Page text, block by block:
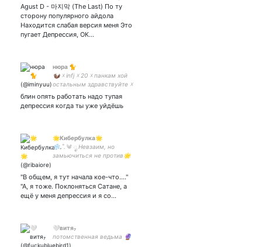
yoonminer (ship only) // my
♡ // моя закрытка
Agust D - 마지막 (The Last) По ту
сторону популярного айдола
Находится слабая версия меня Это
пугает Депрессия, ОК…
нюра 🐈
🦦 ☓ infj ☓ 20 ☓ панкам хой
остальным здравствуйте ☓
dr, spn, op, gk et al ☓ pfp:
hdr:
блин опять работать надо тупая
депрессия когда ты уже уйдёшь
🌟Кибербулка🌟
❄️₊˚.༄ ೃ Невзаим, но
замьючиться не против🌟
genshin/артакк-
"В общем, я тут начала кое-что...."
"А, я тоже. Поклоняться Сатане, а
ещё у меня депрессия и я со…
🤍витя₇
потомственная ведьма 🔮